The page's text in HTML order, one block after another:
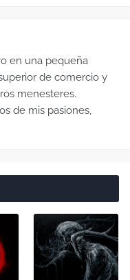
en una pequeña
de comercio y
menesteres.
de mis pasiones,